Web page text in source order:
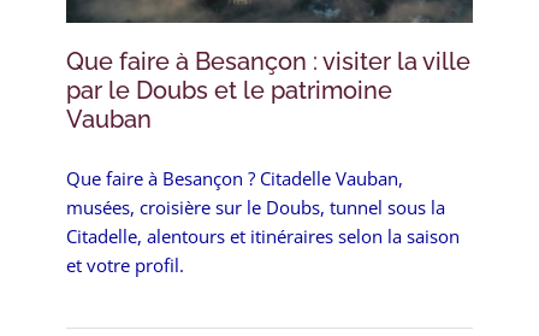
Que faire à Besançon : visiter la ville
par le Doubs et le patrimoine
Vauban
Que faire à Besançon ? Citadelle Vauban,
musées, croisière sur le Doubs, tunnel sous la
Citadelle, alentours et itinéraires selon la saison
et votre profil.